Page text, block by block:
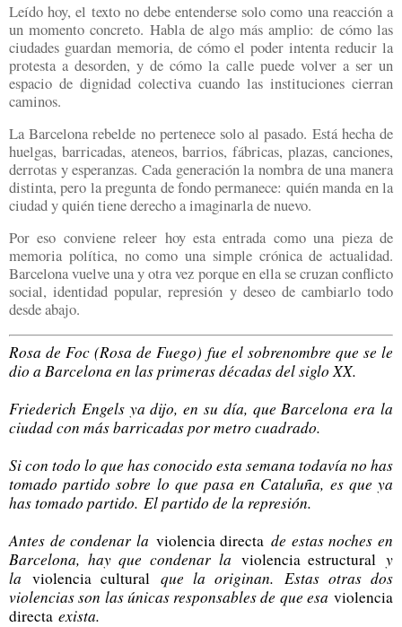
Leído hoy, el texto no debe entenderse solo como una reacción a
un momento concreto. Habla de algo más amplio: de cómo las
ciudades guardan memoria, de cómo el poder intenta reducir la
protesta a desorden, y de cómo la calle puede volver a ser un
espacio de dignidad colectiva cuando las instituciones cierran
caminos.
La Barcelona rebelde no pertenece solo al pasado. Está hecha de
huelgas, barricadas, ateneos, barrios, fábricas, plazas, canciones,
derrotas y esperanzas. Cada generación la nombra de una manera
distinta, pero la pregunta de fondo permanece: quién manda en la
ciudad y quién tiene derecho a imaginarla de nuevo.
Por eso conviene releer hoy esta entrada como una pieza de
memoria política, no como una simple crónica de actualidad.
Barcelona vuelve una y otra vez porque en ella se cruzan conflicto
social, identidad popular, represión y deseo de cambiarlo todo
desde abajo.
Rosa de Foc (Rosa de Fuego) fue el sobrenombre que se le
dio a Barcelona en las primeras décadas del siglo XX.
Friederich Engels ya dijo, en su día, que Barcelona era la
ciudad con más barricadas por metro cuadrado.
Si con todo lo que has conocido esta semana todavía no has
tomado partido sobre lo que pasa en Cataluña, es que ya
has tomado partido. El partido de la represión.
Antes de condenar la violencia directa de estas noches en
Barcelona, hay que condenar la violencia estructural y
la violencia cultural que la originan. Estas otras dos
violencias son las únicas responsables de que esa violencia
directa exista.